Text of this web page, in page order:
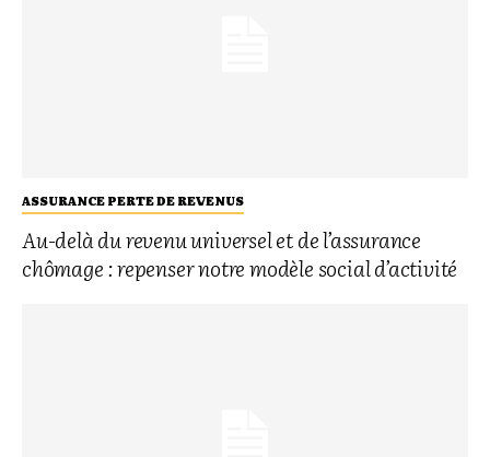
ASSURANCE PERTE DE REVENUS
Au-delà du revenu universel et de l’assurance
chômage : repenser notre modèle social d’activité